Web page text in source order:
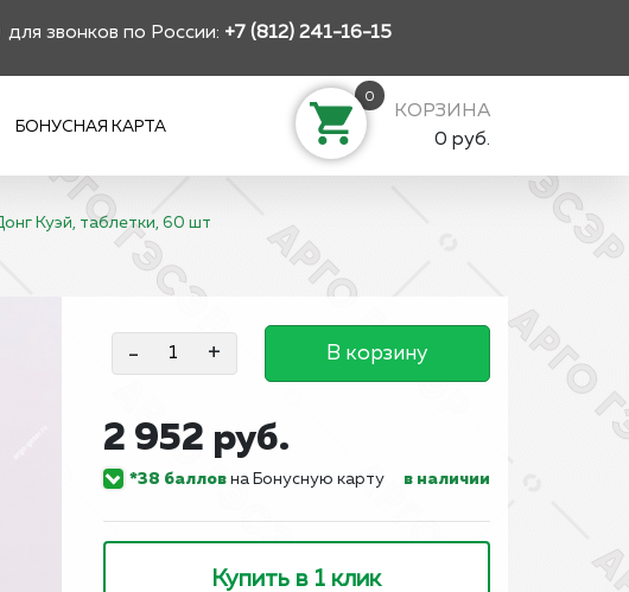
для звонков по России: +7 (812) 241-16-15
БОНУСНАЯ КАРТА
0
КОРЗИНА
0 руб.
Куэй, таблетки, 60 шт
- + В корзину
2 952 руб.
*38 балловна Бонусную карту в наличии
Купить в 1 клик